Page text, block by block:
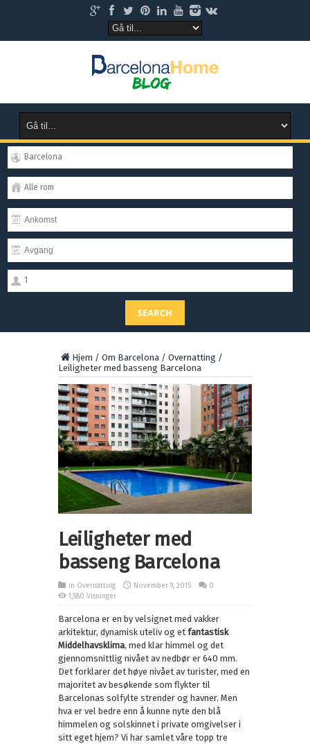
Barcelona
Alle rom
1
SEARCH
Hjem / Om Barcelona / Overnatting /
Leiligheter med basseng Barcelona
Leiligheter med
basseng Barcelona
in Overnatting November 9, 2015
0
1,580 Visninger
Barcelona er en by velsignet med vakker
arkitektur, dynamisk uteliv og et fantastisk
Middelhavsklima, med klar himmel og det
gjennomsnittlig nivået av nedbør er 640 mm.
Det forklarer det høye nivået av turister, med en
majoritet av besøkende som flykter til
Barcelonas solfylte strender og havner. Men
hva er vel bedre enn å kunne nyte den blå
himmelen og solskinnet i private omgivelser i
sitt eget hjem? Vi har samlet våre topp tre